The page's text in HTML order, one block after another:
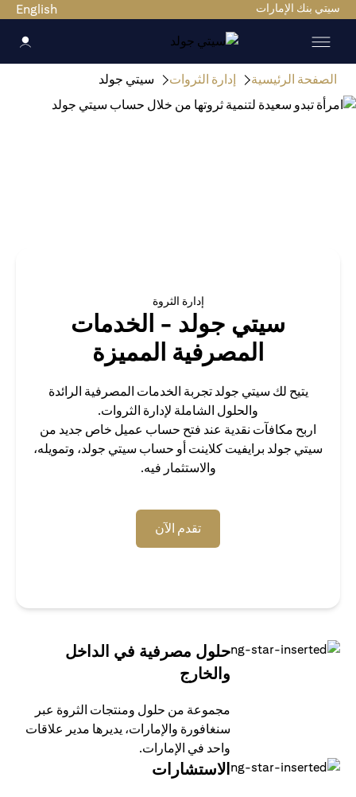
سيتي بنك الإمارات English
الصفحة الرئيسية إدارة الثروات سيتي جولد
إدارة الثروة
سيتي جولد - الخدمات
المصرفية المميزة
يتيح لك سيتي جولد تجربة الخدمات المصرفية الرائدة
والحلول الشاملة لإدارة الثروات.
اربح مكافآت نقدية عند فتح حساب عميل خاص جديد من
سيتي جولد برايفيت كلاينت أو حساب سيتي جولد، وتمويله،
والاستثمار فيه.
تقدم الآن
حلول مصرفية في الداخل
والخارج
مجموعة من حلول ومنتجات الثروة عبر
سنغافورة والإمارات، يديرها مدير علاقات
واحد في الإمارات.
الاستشارات